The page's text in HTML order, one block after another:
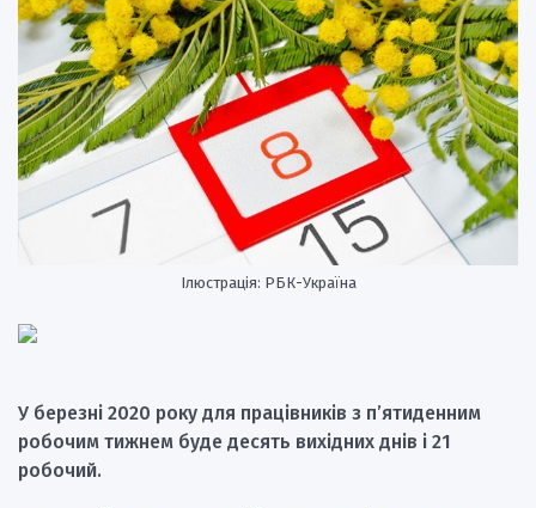
Ілюстрація: РБК-Україна
У березні 2020 року для працівників з п’ятиденним
робочим тижнем буде десять вихідних днів і 21
робочий.